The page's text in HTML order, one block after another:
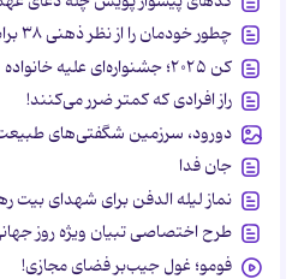
چطور خودمان را از نظر ذهنی ۳۸ برابر قوی‌تر کنیم؟
کن ۲۰۲۵؛ جشنواره‌ای علیه خانواده
راز افرادی که کمتر ضرر می‌کنند!
دورود، سرزمین شگفتی‌های
جان فدا
نماز لیله الدفن برای شهدای بیت
طرح اختصاصی تبیان ویژه روز
فومو؛ غول جیب‌بر فضای مجازی!